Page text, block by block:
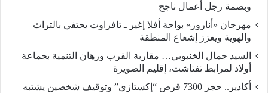
وبصمة رجل أعمال ناجح
مهرجان «أناروز» بواحة أفلا إغير ـ تافراوت يحتفي بالتراث
والهوية ويعزز إشعاع المنطقة
السيد جمال الخنبوبي… مقاربة القرب ورهان التنمية بجماعة
أولاد لمرابط تفتاشت، إقليم الصويرة
أكادير.. حجز 7300 قرص “إكستازي” وتوقيف شخصين يشتبه